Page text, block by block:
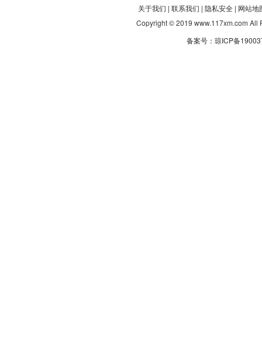
关于我们 | 联系我们 | 隐私安全 | 网站地
Copyright © 2019 www.117xm.com All
备案号：琼ICP备